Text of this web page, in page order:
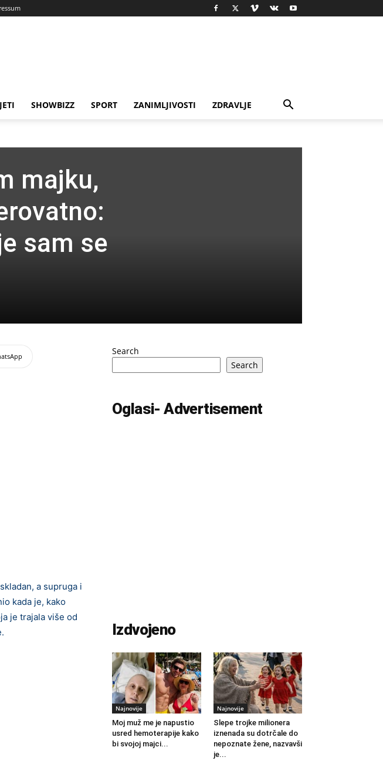
SHOWBIZZ SPORT ZANIMLJIVOSTI ZDRAVLJE
majku,
sam se
a supruga i
kada je, kako
je trajala više od
Search
Search
Oglasi- Advertisement
Izdvojeno
Najnovije
Moj muž me je napustio
usred hemoterapije kako
bi svojoj majci...
Najnovije
Slepe trojke milionera
iznenada su dotrčale do
nepoznate žene, nazvavši
je...